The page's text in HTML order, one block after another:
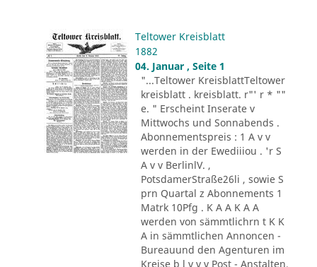
Teltower Kreisblatt
1882
04. Januar , Seite 1
"...Teltower KreisblattTeltower
kreisblatt . kreisblatt. r"' r * ""
e. " Erscheint Inserate v
Mittwochs und Sonnabends .
Abonnementspreis : 1 A v v
werden in der Ewediiiou . 'r S
A v v BerlinlV. ,
PotsdamerStraße26li , sowie S
prn Quartal z Abonnements 1
Matrk 10Pfg . K A A K A A
werden von sämmtlichrn t K K
A in sämmtlichen Annoncen -
Bureauund den Agenturen im
Kreise b l v v v Post - Anstalten,